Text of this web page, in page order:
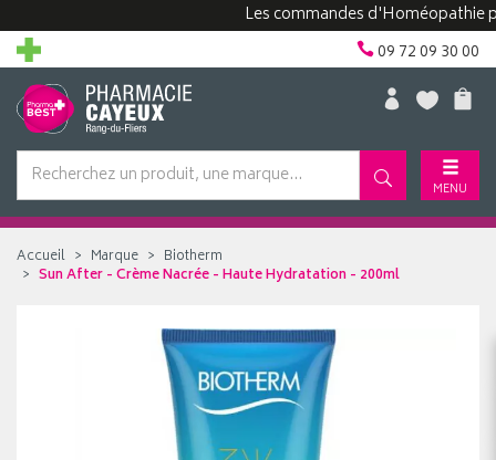
Les commandes d'Homéopathie
09 72 09 30 00
MENU
Accueil Marque
Biotherm
Sun After - Crème Nacrée - Haute Hydratation - 200ml